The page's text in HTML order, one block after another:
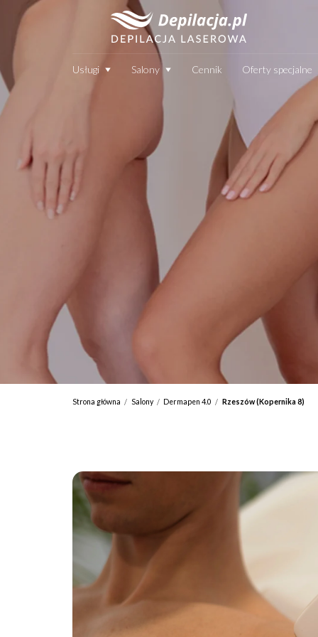
Usługi Salony Cennik Oferty specjalne
Strona główna / Salony / Dermapen 4.0 / Rzeszów (Kopernika 8)